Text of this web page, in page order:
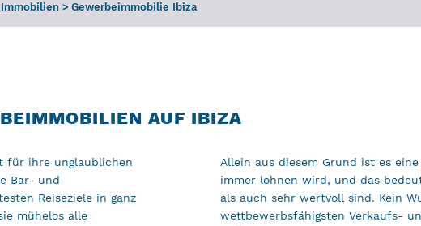
> Gewerbeimmobilie Ibiza
AUF IBIZA
für ihre unglaublichen
Bar- und
Reiseziele in ganz
mühelos alle
Allein aus diesem Grund ist es
immer lohnen wird, und das
als auch sehr wertvoll sind. Kein
wettbewerbsfähigsten Verkaufs-